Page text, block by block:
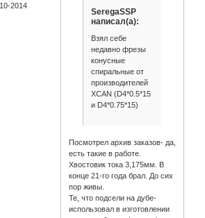
2014
SeregaSSP
написал(а):
Взял себе
недавно фрезы
конусные
спиральные от
производителей
XCAN (D4*0.5*15
и D4*0.75*15)
Посмотрел архив заказов- да,
есть такие в работе.
Хвостовик тока 3,175мм. В
конце 21-го года брал. До сих
пор живы.
Те, что подсели на дубе-
использовал в изготовлении